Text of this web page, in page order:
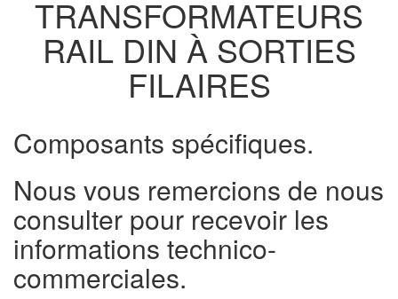
TRANSFORMATEURS
RAIL DIN À SORTIES
FILAIRES
Composants spécifiques.
Nous vous remercions de nous
consulter pour recevoir les
informations technico-
commerciales.